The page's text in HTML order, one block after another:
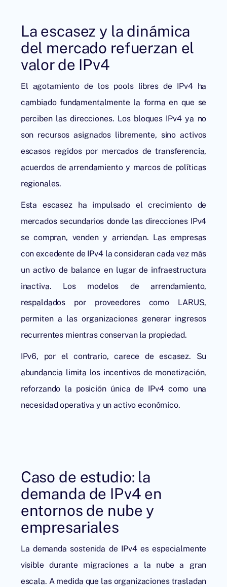
La escasez y la dinámica
del mercado refuerzan el
valor de IPv4
El agotamiento de los pools libres de IPv4 ha
cambiado fundamentalmente la forma en que se
perciben las direcciones. Los bloques IPv4 ya no
son recursos asignados libremente, sino activos
escasos regidos por mercados de transferencia,
acuerdos de arrendamiento y marcos de políticas
regionales.
Esta escasez ha impulsado el crecimiento de
mercados secundarios donde las direcciones IPv4
se compran, venden y arriendan. Las empresas
con excedente de IPv4 la consideran cada vez más
un activo de balance en lugar de infraestructura
inactiva. Los modelos de arrendamiento,
respaldados por proveedores como LARUS,
permiten a las organizaciones generar ingresos
recurrentes mientras conservan la propiedad.
IPv6, por el contrario, carece de escasez. Su
abundancia limita los incentivos de monetización,
reforzando la posición única de IPv4 como una
necesidad operativa y un activo económico.
Caso de estudio: la
demanda de IPv4 en
entornos de nube y
empresariales
La demanda sostenida de IPv4 es especialmente
visible durante migraciones a la nube a gran
escala. A medida que las organizaciones trasladan